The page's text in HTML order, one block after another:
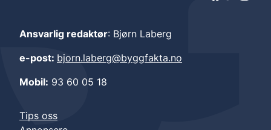
Ansvarlig redaktør: Bjørn Laberg
e-post: bjorn.laberg@byggfakta.no
Mobil: 93 60 05 18
Tips oss